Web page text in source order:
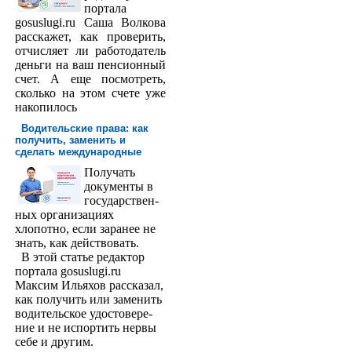
порта­ла
gosuslugi.ru Саша Волкова
расскажет, как проверить,
отчисляет ли работодатель
деньги на ваш пенсионный
счет. А еще посмотреть,
сколько на этом счете уже
накопилось
Водительские права: как
получить, заменить и
сделать международ­ные
Получать
доку­менты в
государствен­
ных организациях
хлопотно, если заранее не
знать, как действовать.
В этой статье редактор
портала gosuslugi.ru
Максим Ильяхов рассказал,
как получить или заменить
водительское удостовере­
ние и не испортить нервы
себе и другим.